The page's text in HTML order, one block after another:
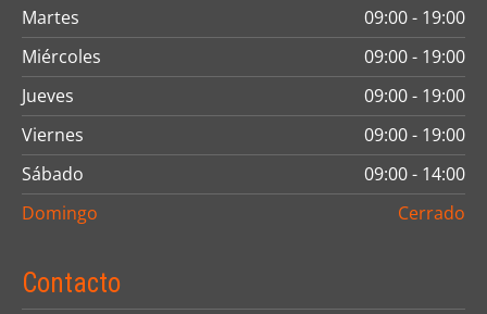
Martes
09:00 - 19:00
Miércoles
09:00 - 19:00
Jueves
09:00 - 19:00
Viernes
09:00 - 19:00
Sábado
09:00 - 14:00
Domingo
Cerrado
Contacto